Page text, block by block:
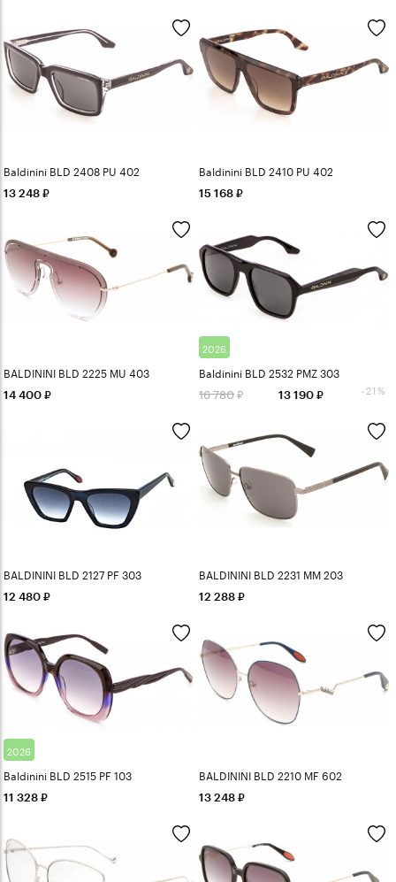
Baldinini BLD 2408 PU 402
13 248
Baldinini BLD 2410 PU 402
15 168
BALDININI BLD 2225 MU 403
14 400
2026
Baldinini BLD 2532 PMZ 303
16 780 13 190 -21%
BALDININI BLD 2127 PF 303
12 480
BALDININI BLD 2231 MM 203
12 288
2026
Baldinini BLD 2515 PF 103
11 328
BALDININI BLD 2210 MF 602
13 248